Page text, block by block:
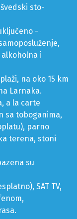
sto-
-
i
na oko 15 km
Larnaka.
a la carte
sa toboganima,
parno
terena, stoni
su
SAT TV,